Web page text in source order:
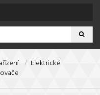
Elektrické